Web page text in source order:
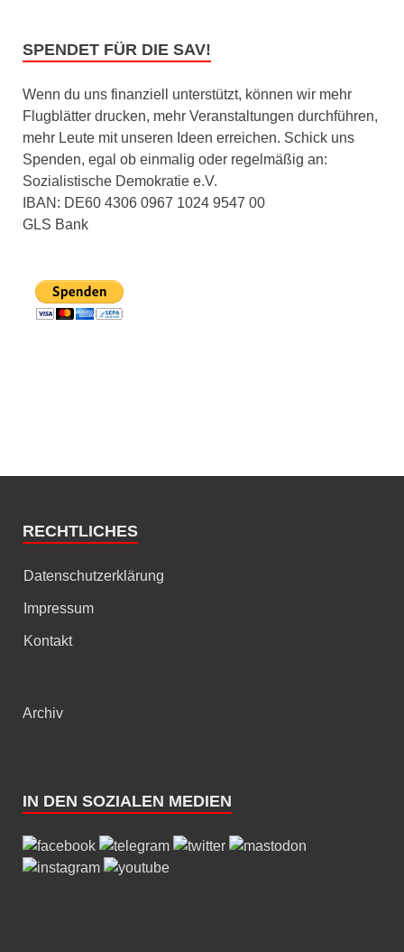
SPENDET FÜR DIE SAV!
Wenn du uns finanziell unterstützt, können wir mehr
Flugblätter drucken, mehr Veranstaltungen durchführen,
mehr Leute mit unseren Ideen erreichen. Schick uns
Spenden, egal ob einmalig oder regelmäßig an:
Sozialistische Demokratie e.V.
IBAN: DE60 4306 0967 1024 9547 00
GLS Bank
RECHTLICHES
Datenschutzerklärung
Impressum
Kontakt
Archiv
IN DEN SOZIALEN MEDIEN